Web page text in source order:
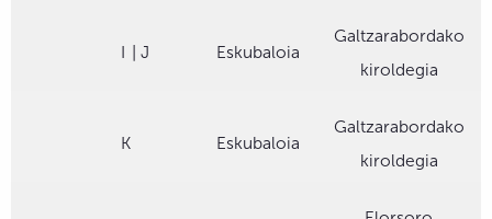
I | J Eskubaloia
Galtzarabordako
kiroldegia
K Eskubaloia
Galtzarabordako
kiroldegia